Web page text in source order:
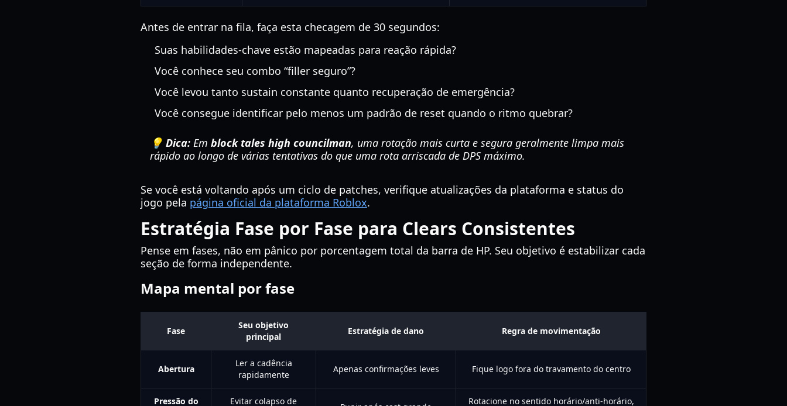
Antes de entrar na fila, faça esta checagem de 30 segundos:
Suas habilidades-chave estão mapeadas para reação rápida?
Você conhece seu combo “filler seguro”?
Você levou tanto sustain constante quanto recuperação de emergência?
Você consegue identificar pelo menos um padrão de reset quando o ritmo quebrar?
💡 Dica: Em block tales high councilman, uma rotação mais curta e segura geralmente limpa mais
rápido ao longo de várias tentativas do que uma rota arriscada de DPS máximo.
Se você está voltando após um ciclo de patches, verifique atualizações da plataforma e status do
jogo pela página oficial da plataforma Roblox.
Estratégia Fase por Fase para Clears Consistentes
Pense em fases, não em pânico por porcentagem total da barra de HP. Seu objetivo é estabilizar cada
seção de forma independente.
Mapa mental por fase
Fase
Seu objetivo
principal
Estratégia de dano Regra de movimentação
Abertura
Ler a cadência
rapidamente
Apenas confirmações leves Fique logo fora do travamento do centro
Pressão do Evitar colapso de Rotacione no sentido horário/anti-horário,